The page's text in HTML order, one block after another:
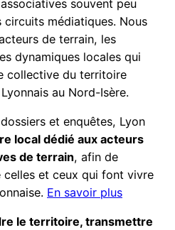
souvent peu
circuits médiatiques. Nous
de terrain, les
dynamiques locales qui
collective du territoire
au Nord-Isère.
et enquêtes, Lyon
local dédié aux acteurs
de terrain, afin de
celles et ceux qui font vivre
En savoir plus
le territoire, transmettre